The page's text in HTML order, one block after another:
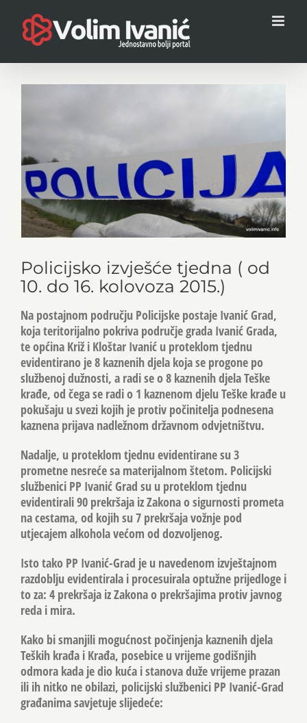
content
Policijsko izvješće tjedna ( od
10. do 16. kolovoza 2015.)
Na postajnom području Policijske postaje Ivanić Grad,
koja teritorijalno pokriva područje grada Ivanić Grada,
te općina Križ i Kloštar Ivanić u proteklom tjednu
evidentirano je 8 kaznenih djela koja se progone po
službenoj dužnosti, a radi se o 8 kaznenih djela Teške
krađe, od čega se radi o 1 kaznenom djelu Teške krađe u
pokušaju u svezi kojih je protiv počinitelja podnesena
kaznena prijava nadležnom državnom odvjetništvu.
Nadalje, u proteklom tjednu evidentirane su 3
prometne nesreće sa materijalnom štetom. Policijski
službenici PP Ivanić Grad su u proteklom tjednu
evidentirali 90 prekršaja iz Zakona o sigurnosti prometa
na cestama, od kojih su 7 prekršaja vožnje pod
utjecajem alkohola većom od dozvoljenog.
Isto tako PP Ivanić-Grad je u navedenom izvještajnom
razdoblju evidentirala i procesuirala optužne prijedloge i
to za: 4 prekršaja iz Zakona o prekršajima protiv javnog
reda i mira.
Kako bi smanjili mogućnost počinjenja kaznenih djela
Teških krađa i Krađa, posebice u vrijeme godišnjih
odmora kada je dio kuća i stanova duže vrijeme prazan
ili ih nitko ne obilazi, policijski službenici PP Ivanić-Grad
građanima savjetuje slijedeće: